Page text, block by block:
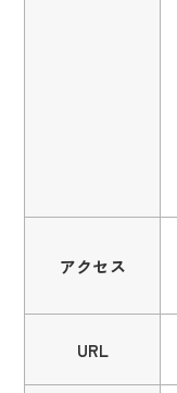
アクセス
URL